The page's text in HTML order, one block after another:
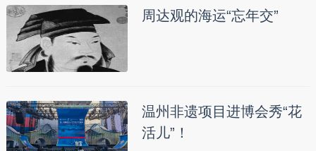
周达观的海运“忘年交”
温州非遗项目进博会秀“花
活儿”！